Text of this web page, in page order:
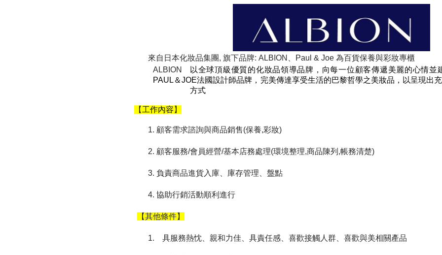
來自日本化妝品集團,旗下品牌: ALBION Paul & Joe 為百貨保養與彩妝專櫃
ALBION
以全球頂級優質的化妝品領導品牌，向每一位顧客傳遞美麗的心情並
PAUL ＆JOE法國設計師品牌， 完美傳達享受生活的巴黎哲學之美妝品 ， 以呈現出
方式
【 工作內容 】
1. 顧客需求諮詢與商品銷售(保養,彩妝)
2. 顧客服務/會員經營/基本店務處理(環境整理,商品陳列 ,帳務清楚)
3. 負責商品進貨入庫、庫存管理、盤點
4. 協助行銷活動順利進行
【其他條件】
1. 具服務熱忱、親和力佳、具責任感、喜歡接觸人群、喜歡與美相關產品